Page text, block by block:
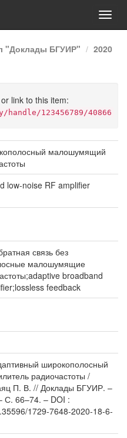
"Доклады БГУИР"
2020
link to this item:
123456789/40866
малошумящий
low-noise RF amplifier
связь без
малошумящие
broadband
feedback
широкополосный
радиочастоты /
П. В. // Доклады БГУИР. –
66–74. – DOI :
1729-7648-2020-18-6-